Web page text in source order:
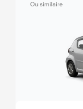
Ou similaire